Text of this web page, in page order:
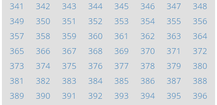
341
342 343 344 345 346 347
348
349
350 351 352 353 354 355
356
357
358 359 360 361 362 363
364
365
366 367 368 369 370 371
372
373
374 375 376 377 378 379
380
381
382 383 384 385 386 387
388
389
390 391 392 393 394 395 396